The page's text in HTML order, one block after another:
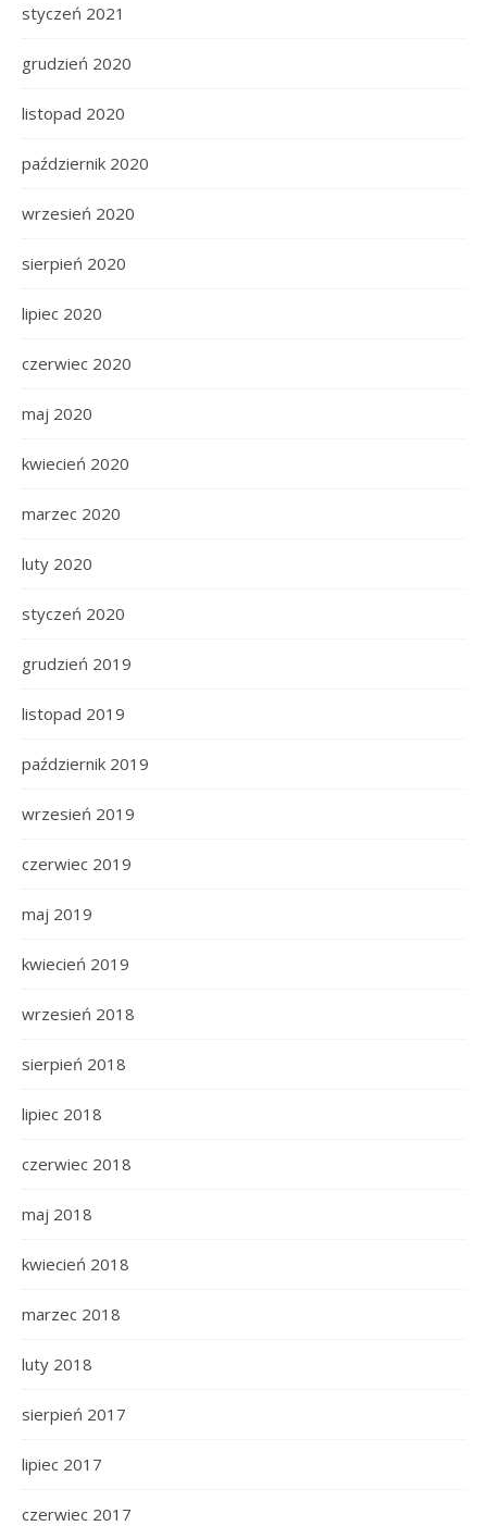
styczeń 2021
grudzień 2020
listopad 2020
październik 2020
wrzesień 2020
sierpień 2020
lipiec 2020
czerwiec 2020
maj 2020
kwiecień 2020
marzec 2020
luty 2020
styczeń 2020
grudzień 2019
listopad 2019
październik 2019
wrzesień 2019
czerwiec 2019
maj 2019
kwiecień 2019
wrzesień 2018
sierpień 2018
lipiec 2018
czerwiec 2018
maj 2018
kwiecień 2018
marzec 2018
luty 2018
sierpień 2017
lipiec 2017
czerwiec 2017